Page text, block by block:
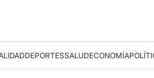
DEPORTESSALUDECONOMÍA